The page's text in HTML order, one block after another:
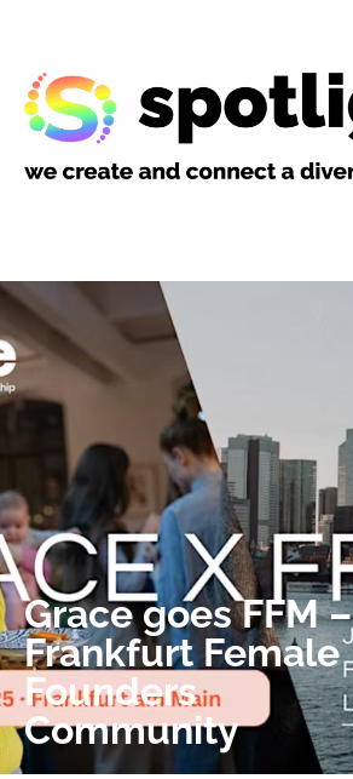
Grace goes FFM –
Frankfurt Female
Founders
Community